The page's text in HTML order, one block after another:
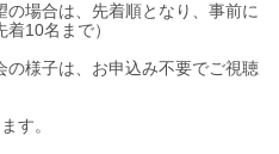
場合は、先着順となり、事前に
10名まで）
様子は、お申込み不要でご視聴
す。